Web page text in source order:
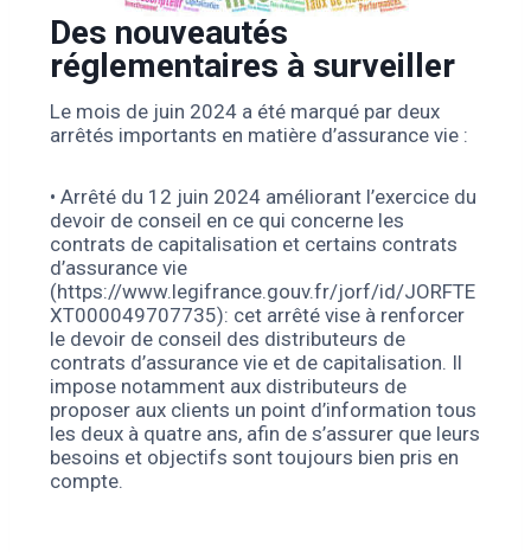
Des nouveautés
réglementaires à surveiller
Le mois de juin 2024 a été marqué par deux
arrêtés importants en matière d’assurance vie :
• Arrêté du 12 juin 2024 améliorant l’exercice du
devoir de conseil en ce qui concerne les
contrats de capitalisation et certains contrats
d’assurance vie
(https://www.legifrance.gouv.fr/jorf/id/JORFTE
XT000049707735): cet arrêté vise à renforcer
le devoir de conseil des distributeurs de
contrats d’assurance vie et de capitalisation. Il
impose notamment aux distributeurs de
proposer aux clients un point d’information tous
les deux à quatre ans, afin de s’assurer que leurs
besoins et objectifs sont toujours bien pris en
compte.